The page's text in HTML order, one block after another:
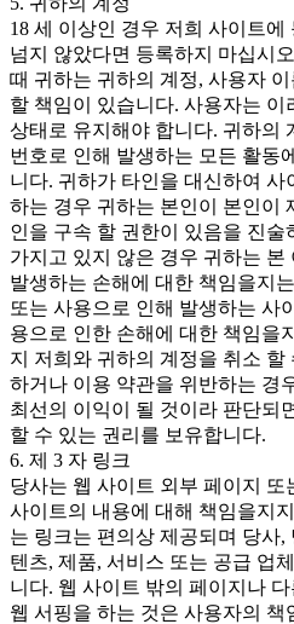
18 세 이상인 경우 저희 사이트
넘지 않았다면 등록하지 마십시
때 귀하는 귀하의 계정, 사용자
할 책임이 있습니다. 사용자는 이
상태로 유지해야 합니다. 귀하의
번호로 인해 발생하는 모든 활동
니다. 귀하가 타인을 대신하여
하는 경우 귀하는 본인이 본인이
인을 구속 할 권한이 있음을 진
가지고 있지 않은 경우 귀하는 본
발생하는 손해에 대한 책임을지
또는 사용으로 인해 발생하는 사
용으로 인한 손해에 대한 책임을
지 저희와 귀하의 계정을 취소
하거나 이용 약관을 위반하는 경
최선의 이익이 될 것이라 판단되
할 수 있는 권리를 보유합니다.
6. 제 3 자 링크
당사는 웹 사이트 외부 페이지 또
사이트의 내용에 대해 책임을지
는 링크는 편의상 제공되며 당사,
텐츠, 제품, 서비스 또는 공급 업
니다. 웹 사이트 밖의 페이지나
웹 서핑을 하는 것은 사용자의